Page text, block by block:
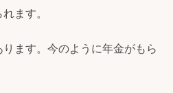
ます。
ます。今のように年金がもら